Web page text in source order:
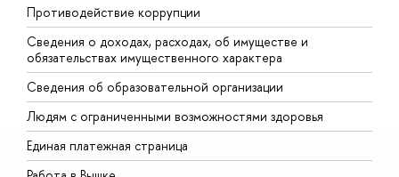
Противодействие коррупции
Сведения о доходах, расходах, об имуществе и
обязательствах имущественного характера
Сведения об образовательной организации
Людям с ограниченными возможностями здоровья
Единая платежная страница